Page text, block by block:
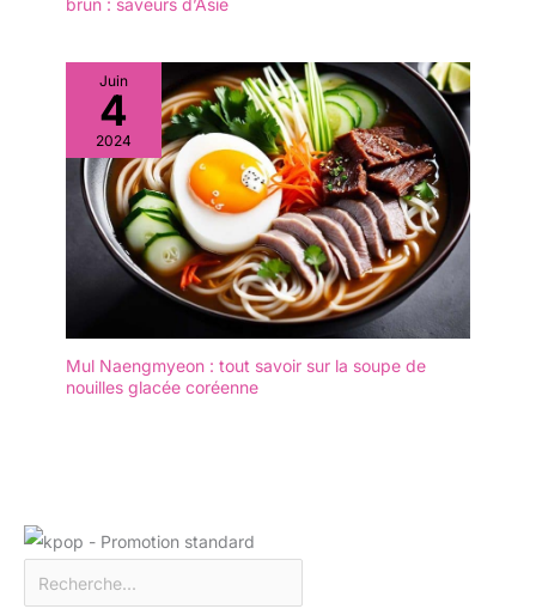
Juin
4
2024
Mul Naengmyeon : tout savoir sur la soupe de
nouilles glacée coréenne